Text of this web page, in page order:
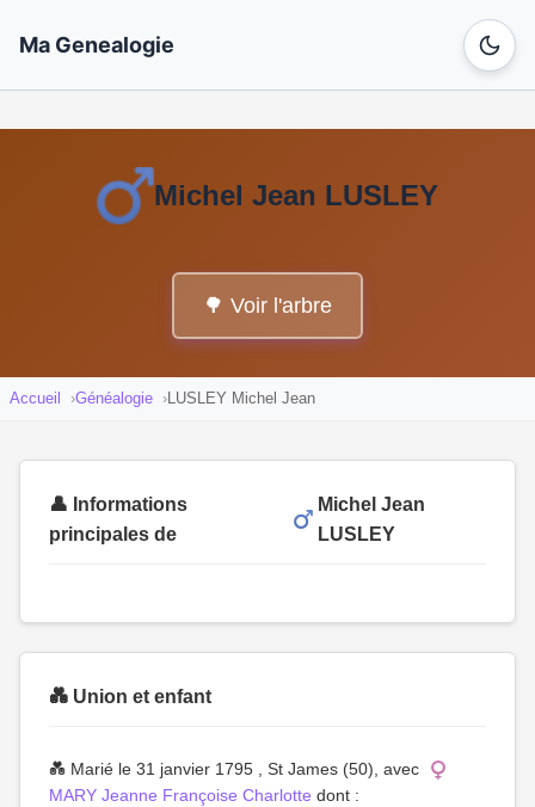
Ma Genealogie
Michel Jean LUSLEY
🌳 Voir l'arbre
Accueil Généalogie LUSLEY Michel Jean
👤 Informations
principales de
Michel Jean
LUSLEY
💑 Union et enfant
💑 Marié le 31 janvier 1795 , St James (50), avec
MARY Jeanne Françoise Charlotte dont :